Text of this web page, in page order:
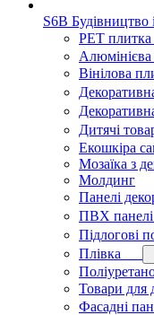
S6B Будівництво
PЕT плитка
Вінілова
Дитячі
Екошкіра
Мозаїка з
Молдинг
Панелі
ПВХ панелі
Підлогові
Плівка
Товари для
Фасадні